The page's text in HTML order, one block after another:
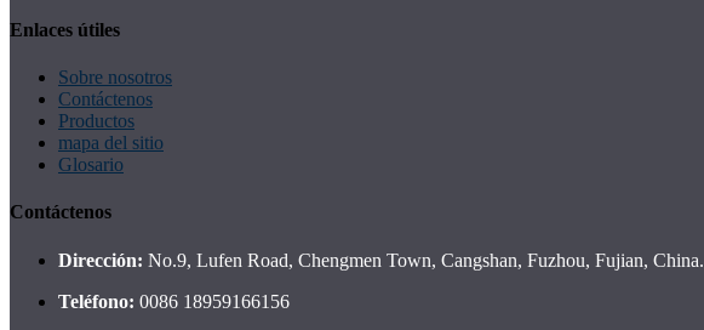
Enlaces útiles
Sobre nosotros
Contáctenos
Productos
mapa del sitio
Glosario
Contáctenos
Dirección: No.9, Lufen Road, Chengmen Town, Cangshan, Fuzhou, Fujian, China.
Teléfono: 0086 18959166156